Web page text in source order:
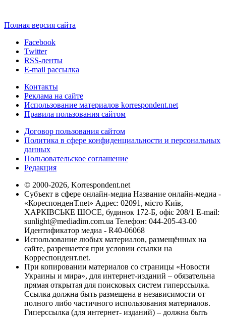
Полная версия сайта
Facebook
Twitter
RSS-ленты
E-mail рассылка
Контакты
Реклама на сайте
Использование материалов korrespondent.net
Правила пользования сайтом
Договор пользования сайтом
Политика в сфере конфиденциальности и персональных
данных
Пользовательское соглашение
Редакция
© 2000-2026, Korrespondent.net
Субъект в сфере онлайн-медиа Название онлайн-медиа -
«КореспонденТ.net» Адрес: 02091, місто Київ,
ХАРКІВСЬКЕ ШОСЕ, будинок 172-Б, офіс 208/1 E-mail:
sunlight@mediadim.com.ua Телефон: 044-205-43-00
Идентификатор медиа - R40-06068
Использование любых материалов, размещённых на
сайте, разрешается при условии ссылки на
Корреспондент.net.
При копировании материалов со страницы «Новости
Украины и мира», для интернет-изданий – обязательна
прямая открытая для поисковых систем гиперссылка.
Ссылка должна быть размещена в независимости от
полного либо частичного использования материалов.
Гиперссылка (для интернет- изданий) – должна быть